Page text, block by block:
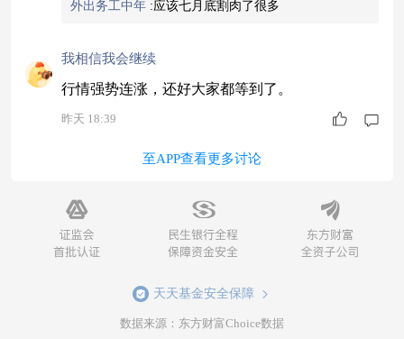
外出务工中年 :应该七月底割肉了很多
我相信我会继续
行情强势连涨，还好大家都等到了。
昨天 18:39
至APP查看更多讨论
天天基金安全保障
数据来源：东方财富Choice数据